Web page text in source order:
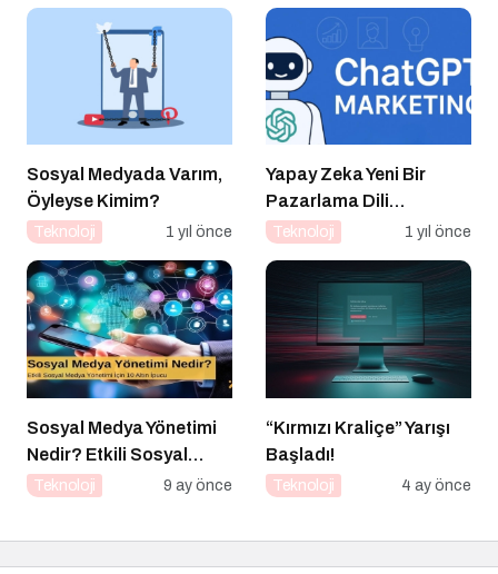
Sosyal Medyada Varım,
Öyleyse Kimim?
Teknoloji 1 yıl önce
Yapay Zeka Yeni Bir
Pazarlama Dili
Konuşuyor:
Güncellemeleri ve
Markalara Yönelik
Fırsatlar
Teknoloji 1 yıl önce
Sosyal Medya Yönetimi
Nedir? Etkili Sosyal
Medya Yönetimi İçin 10
Teknoloji 9 ay önce
“Kırmızı Kraliçe” Yarışı
Başladı!
Teknoloji 4 ay önce